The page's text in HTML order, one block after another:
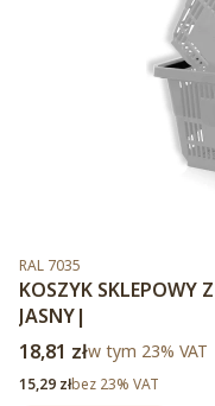
Kod produktu
RAL 7035
KOSZYK SKLEPOWY
JASNY|
Cena brutto
18,81 złw tym %s VAT
w tym 23% VAT
Cena netto
15,29 złbez 23% VAT